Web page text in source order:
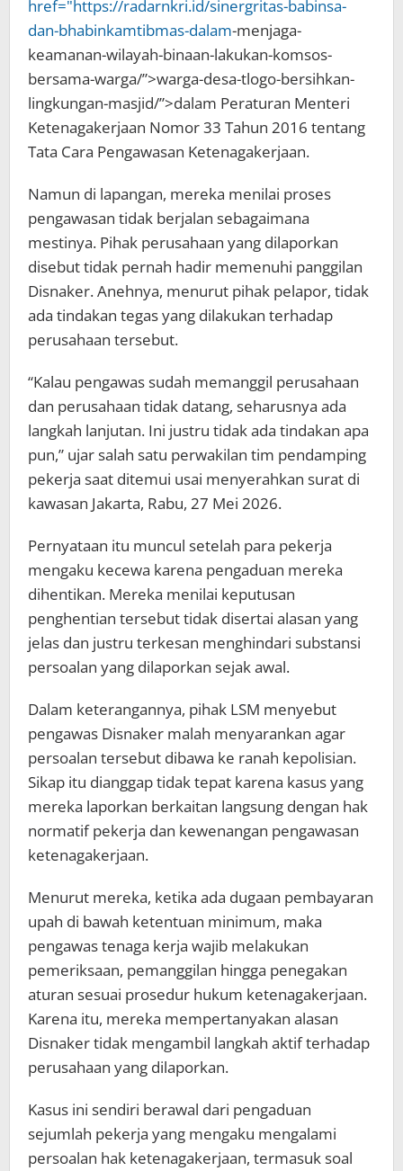
href="https://radarnkri.id/sinergritas-babinsa-
dan-bhabinkamtibmas-dalam-menjaga-
keamanan-wilayah-binaan-lakukan-komsos-
bersama-warga/”>warga-desa-tlogo-bersihkan-
lingkungan-masjid/”>dalam Peraturan Menteri
Ketenagakerjaan Nomor 33 Tahun 2016 tentang
Tata Cara Pengawasan Ketenagakerjaan.
Namun di lapangan, mereka menilai proses
pengawasan tidak berjalan sebagaimana
mestinya. Pihak perusahaan yang dilaporkan
disebut tidak pernah hadir memenuhi panggilan
Disnaker. Anehnya, menurut pihak pelapor, tidak
ada tindakan tegas yang dilakukan terhadap
perusahaan tersebut.
“Kalau pengawas sudah memanggil perusahaan
dan perusahaan tidak datang, seharusnya ada
langkah lanjutan. Ini justru tidak ada tindakan apa
pun,” ujar salah satu perwakilan tim pendamping
pekerja saat ditemui usai menyerahkan surat di
kawasan Jakarta, Rabu, 27 Mei 2026.
Pernyataan itu muncul setelah para pekerja
mengaku kecewa karena pengaduan mereka
dihentikan. Mereka menilai keputusan
penghentian tersebut tidak disertai alasan yang
jelas dan justru terkesan menghindari substansi
persoalan yang dilaporkan sejak awal.
Dalam keterangannya, pihak LSM menyebut
pengawas Disnaker malah menyarankan agar
persoalan tersebut dibawa ke ranah kepolisian.
Sikap itu dianggap tidak tepat karena kasus yang
mereka laporkan berkaitan langsung dengan hak
normatif pekerja dan kewenangan pengawasan
ketenagakerjaan.
Menurut mereka, ketika ada dugaan pembayaran
upah di bawah ketentuan minimum, maka
pengawas tenaga kerja wajib melakukan
pemeriksaan, pemanggilan hingga penegakan
aturan sesuai prosedur hukum ketenagakerjaan.
Karena itu, mereka mempertanyakan alasan
Disnaker tidak mengambil langkah aktif terhadap
perusahaan yang dilaporkan.
Kasus ini sendiri berawal dari pengaduan
sejumlah pekerja yang mengaku mengalami
persoalan hak ketenagakerjaan, termasuk soal